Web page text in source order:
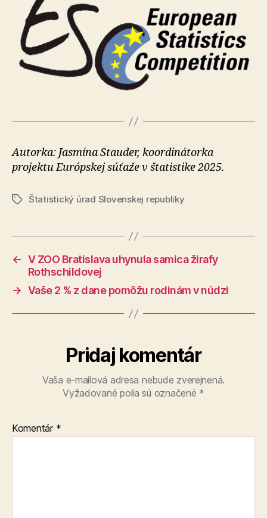
Autorka: Jasmína Stauder, koordinátorka
projektu Európskej súťaže v štatistike 2025.
ZnačkyŠtatistický úrad Slovenskej republiky
← V ZOO Bratislava uhynula samica žirafy
Rothschildovej
→ Vaše 2 % z dane pomôžu rodinám v núdzi
Pridaj komentár
Vaša e-mailová adresa nebude zverejnená.
Vyžadované polia sú označené *
Komentár *